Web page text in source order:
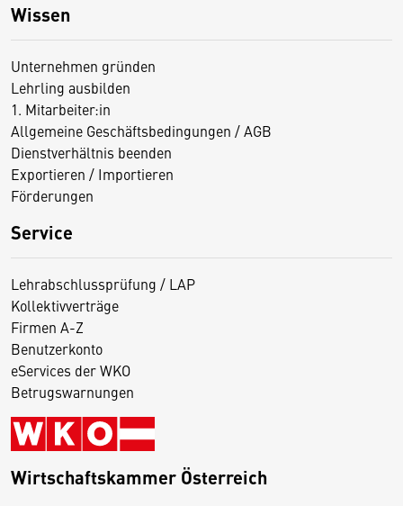
Wissen
Unternehmen gründen
Lehrling ausbilden
1. Mitarbeiter:in
Allgemeine Geschäftsbedingungen / AGB
Dienstverhältnis beenden
Exportieren / Importieren
Förderungen
Service
Lehrabschlussprüfung / LAP
Kollektivverträge
Firmen A-Z
Benutzerkonto
eServices der WKO
Betrugswarnungen
Wirtschaftskammer Österreich